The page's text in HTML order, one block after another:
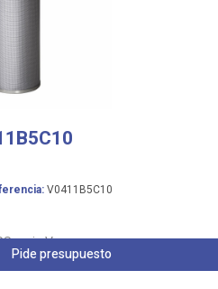
V0411B5C10
serie V
Pide presupuesto